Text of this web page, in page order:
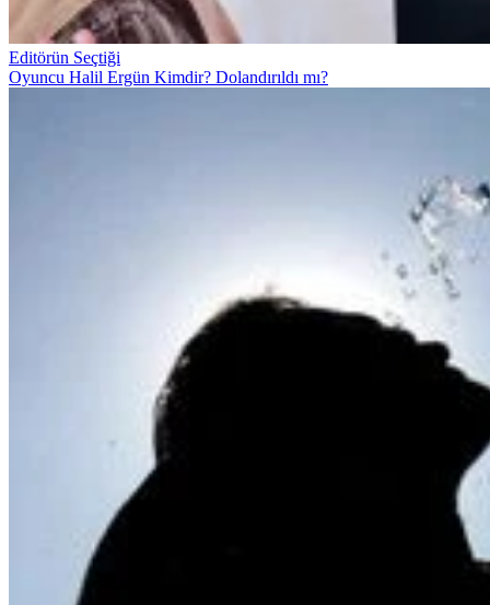
Editörün Seçtiği
Oyuncu Halil Ergün Kimdir? Dolandırıldı mı?